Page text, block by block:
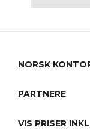
NORSK
PARTNERE
VIS PRISER